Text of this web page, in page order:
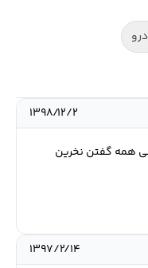
۱۳۹۸/۱۲/۲
چکار میکنی همه گفتن نخرین
۱۳۹۷/۲/۱۴